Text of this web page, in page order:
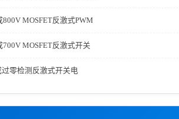
MOSFET反激式PWM
MOSFET反激式开关
过零检测反激式开关电